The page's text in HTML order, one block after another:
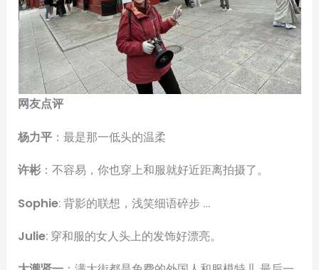
网友点评
杨力平 ：最是那一低头的温柔
许彬 ：不容易，你也穿上和服就好近距离拍摄了。
Sophie: 背影的联想，浅笑细语碎步 …
Julie: 穿和服的女人头上的发饰好漂亮。